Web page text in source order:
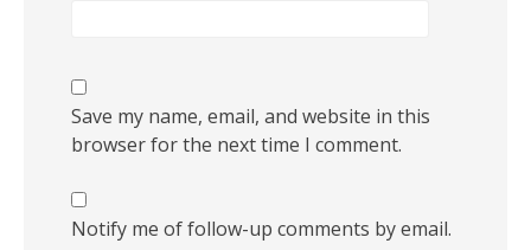
Save my name, email, and website in this
browser for the next time I comment.
Notify me of follow-up comments by email.